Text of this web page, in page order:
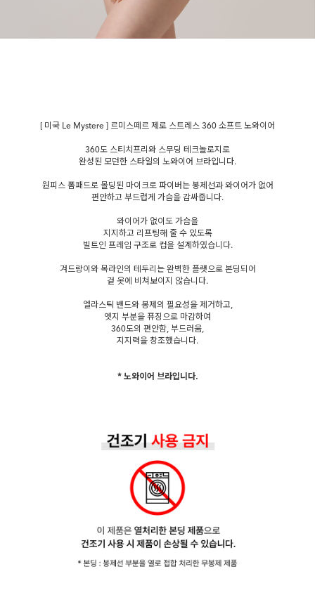
[ 미국 Le Mystere ] 르미스떼르 제로 스트레스 360 소프트 노와이어
360도 스티치프리와 스무딩 테크놀로지로
완성된 모던한 스타일의 노와이어 브라입니다.
원피스 폼패드로 몰딩된 마이크로 파이버는 봉제선과 와이어가 없어
편안하고 부드럽게 가슴을 감싸줍니다.
와이어가 없이도 가슴을
지지하고 리프팅해 줄 수 있도록
빌트인 프레임 구조로 컵을 설계하였습니다.
겨드랑이와 목라인의 테두리는 완벽한 플랫으로 본딩되어
겉 옷에 비쳐보이지 않습니다.
엘라스틱 밴드와 봉제의 필요성을 제거하고,
엣지 부분을 퓨징으로 마감하여
360도의 편안함, 부드러움,
지지력을 창조했습니다.
* 노와이어 브라입니다.